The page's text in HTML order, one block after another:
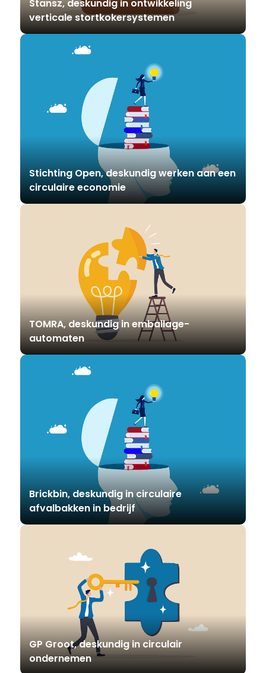
Stansz, deskundig in ontwikkeling
verticale stortkokersystemen
Stichting Open, deskundig werken aan een
circulaire economie
TOMRA, deskundig in emballage-
automaten
Brickbin, deskundig in circulaire
afvalbakken in bedrijf
GP Groot, deskundig in circulair
ondernemen